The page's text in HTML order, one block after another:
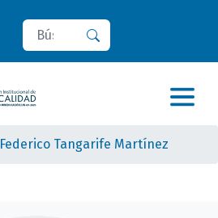
Buscar
Federico Tangarife Martínez